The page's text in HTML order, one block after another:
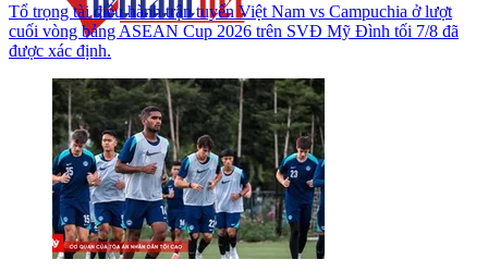
Tổ trọng tài điều hành trận tuyển Việt Nam vs Campuchia ở lượt
cuối vòng bảng ASEAN Cup 2026 trên SVĐ Mỹ Đình tối 7/8 đã
được xác định.